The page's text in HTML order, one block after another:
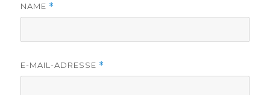
NAME *
E-MAIL-ADRESSE *